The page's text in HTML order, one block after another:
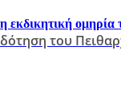
εκδικητική
του